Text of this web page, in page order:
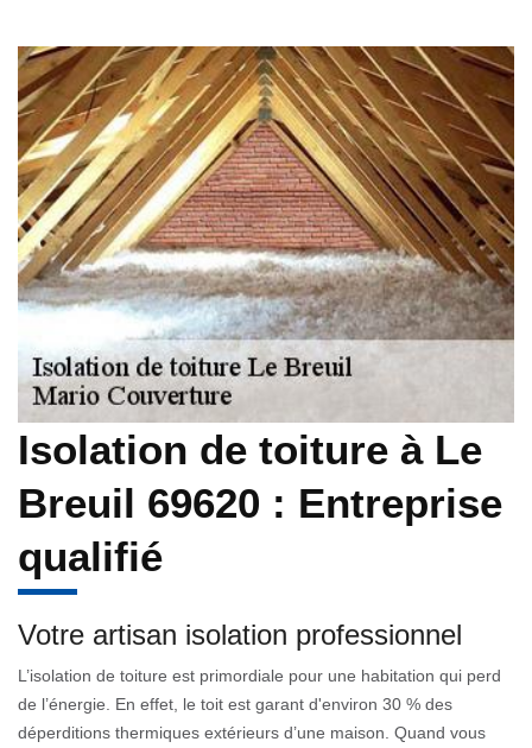
Isolation de toiture à Le
Breuil 69620 : Entreprise
qualifié
Votre artisan isolation professionnel
L’isolation de toiture est primordiale pour une habitation qui perd
de l’énergie. En effet, le toit est garant d'environ 30 % des
déperditions thermiques extérieurs d’une maison. Quand vous